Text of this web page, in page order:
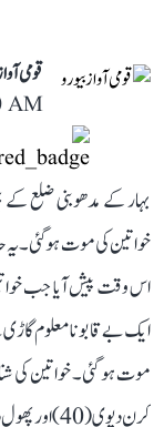
قومی
AM
خواتین کی موت ہو گئی۔ یہ
اس وقت پیش آیا جب
ایک بے قابو نامعلوم
کرن دیوی (40) اور پھول دائی دیوی (70) کے طور پر ہوئی ہے۔